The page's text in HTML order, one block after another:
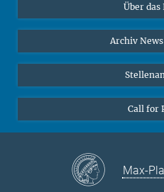
Online-Vorträge
Interviews zum Thema
Über
Archiv
Call for
Max-